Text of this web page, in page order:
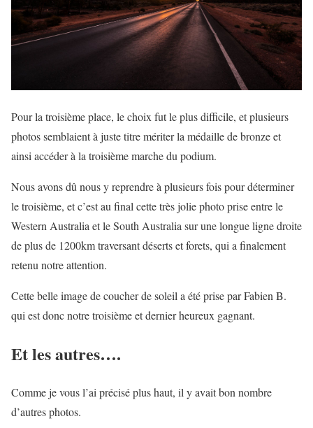
Pour la troisième place, le choix fut le plus difficile, et plusieurs
photos semblaient à juste titre mériter la médaille de bronze et
ainsi accéder à la troisième marche du podium.
Nous avons dû nous y reprendre à plusieurs fois pour déterminer
le troisième, et c’est au final cette très jolie photo prise entre le
Western Australia et le South Australia sur une longue ligne droite
de plus de 1200km traversant déserts et forets, qui a finalement
retenu notre attention.
Cette belle image de coucher de soleil a été prise par Fabien B.
qui est donc notre troisième et dernier heureux gagnant.
Et les autres….
Comme je vous l’ai précisé plus haut, il y avait bon nombre
d’autres photos.